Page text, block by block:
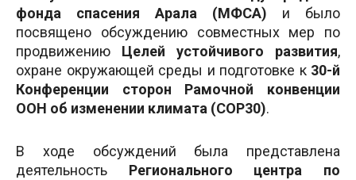
фонда спасения Арала (МФСА) и было
посвящено обсуждению совместных мер по
продвижению Целей устойчивого развития,
охране окружающей среды и подготовке к 30-й
Конференции сторон Рамочной конвенции
ООН об изменении климата (COP30).
В ходе обсуждений была представлена
деятельность Регионального центра по